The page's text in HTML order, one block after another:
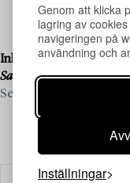
Genom att klicka
lagring av
navigeringen på
användning och
Inställningar
Inlämning pågår till
Sale
, den 11–13
Se vad vi söker och